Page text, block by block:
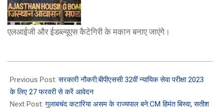
एलआईजी और ईडब्ल्यूएस कैटेगिरी के मकान बनाए जाएंगे।
02-
22
Previous Post:सरकारी नौकरी:बीपीएससी 32वीं न्यायिक सेवा परीक्षा 2023
के लिए 27 फरवरी से करें आवेदन
Next Post:गुलाबचंद कटारिया असम के राज्यपाल बने:CM हिमंत बिस्वा, सतीश